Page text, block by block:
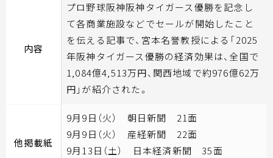
内容
プロ野球阪神阪神タイガース優勝を記念し
て各商業施設などでセールが開始したこと
を伝える記事で、宮本名誉教授による「2025
年阪神タイガース優勝の経済効果は、全国で
1,084億4,513万円、関西地域で約976億62万
円」が紹介された。
他掲載紙
9月9日（火） 朝日新聞 21面
9月9日（火） 産経新聞 22面
9月13日（土） 日本経済新聞 35面